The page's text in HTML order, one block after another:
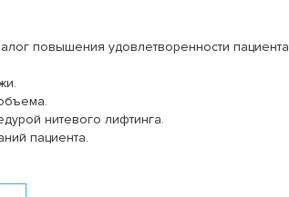
повышения удовлетворенности пациента
нитевого лифтинга.
пациента.